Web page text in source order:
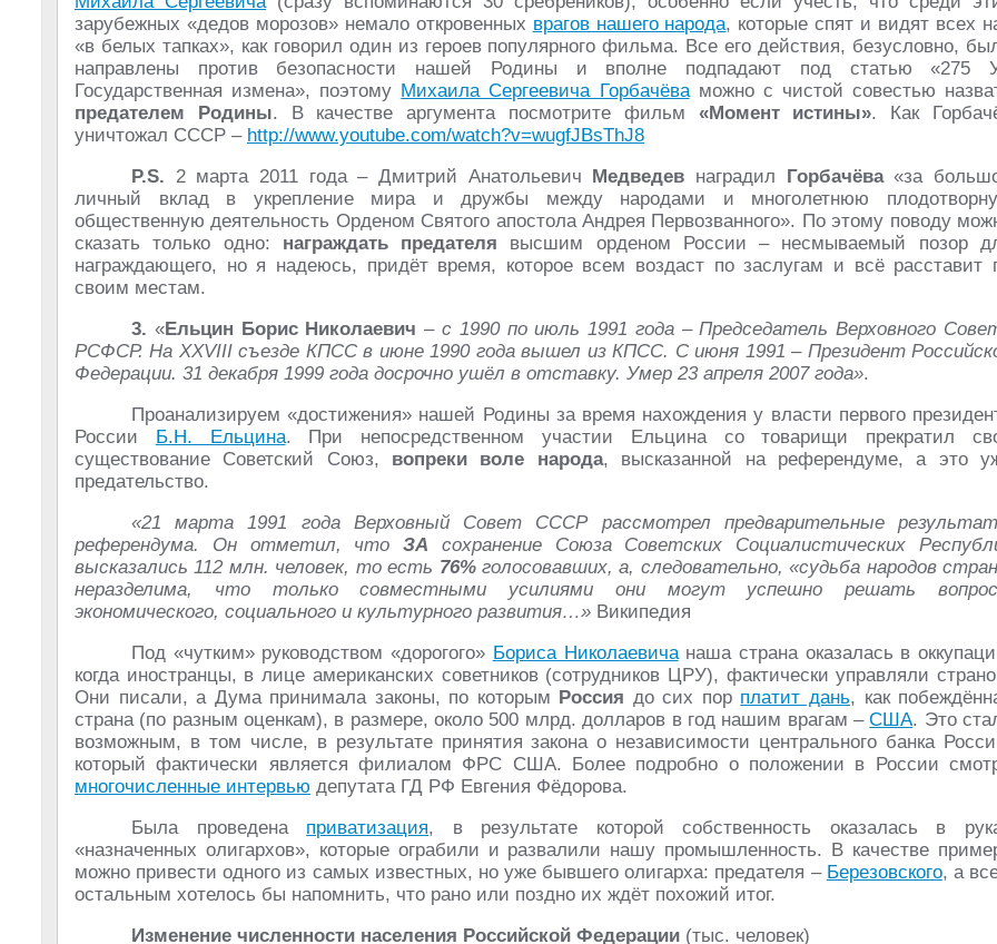
зарубежных «дедов морозов» немало откровенных врагов нашего народа, которые спят и видят всех
«в белых тапках», как говорил один из героев популярного фильма. Все его действия, безусловно,
направлены против безопасности нашей Родины и вполне подпадают под статью «275
Государственная измена», поэтому Михаила Сергеевича Горбачёваможно с чистой совестью
предателем Родины. В качестве аргумента посмотрите фильм «Момент истины». Как
уничтожал СССР – http://www.youtube.com/watch?v=wugfJBsThJ8
P.S. 2 марта 2011 года – Дмитрий Анатольевич Медведев наградил Горбачёва«за
личный вклад в укрепление мира и дружбы между народами и многолетнюю
общественную деятельность Орденом Святого апостола Андрея Первозванного». По этому поводу
сказать только одно: награждать предателя высшим орденом России – несмываемый позор
награждающего, но я надеюсь, придёт время, которое всем воздаст по заслугам и всё расставит
своим местам.
3. «Ельцин Борис Николаевич – с 1990 по июль 1991 года – Председатель Верховного
РСФСР. На XXVIII съезде КПСС в июне 1990 года вышел из КПСС. С июня 1991 – Президент
Федерации. 31 декабря 1999 года досрочно ушёл в отставку. Умер 23 апреля 2007 года».
Проанализируем «достижения» нашей Родины за время нахождения у власти первого
России Б.Н. Ельцина. При непосредственном участии Ельцина со товарищи прекратил
существование Советский Союз, вопреки воле народа, высказанной на референдуме, а это
предательство.
«21 марта 1991 года Верховный Совет СССР рассмотрел предварительные
референдума. Он отметил, чтоЗА сохранение Союза Советских Социалистических
высказались 112 млн. человек, то есть 76%голосовавших, а, следовательно, «судьба народов
неразделима, что только совместными усилиями они могут успешно решать
экономического, социального и культурного развития…» Википедия
Под «чутким» руководством «дорогого» Бориса Николаевичанаша страна оказалась в
когда иностранцы, в лице американских советников (сотрудников ЦРУ), фактически управляли
Они писали, а Дума принимала законы, по которым Россия до сих пор платит дань, как
страна (по разным оценкам), в размере, около 500 млрд. долларов в год нашим врагам –США. Это
возможным, в том числе, в результате принятия закона о независимости центрального банка
который фактически является филиалом ФРС США. Более подробно о положении в России
многочисленные интервью депутата ГД РФ Евгения Фёдорова.
Была проведена приватизация, в результате которой собственность оказалась в
«назначенных олигархов», которые ограбили и развалили нашу промышленность. В качестве
можно привести одного из самых известных, но уже бывшего олигарха: предателя – Березовского, а
остальным хотелось бы напомнить, что рано или поздно их ждёт похожий итог.
Изменение численности населения Российской Федерации (тыс. человек)